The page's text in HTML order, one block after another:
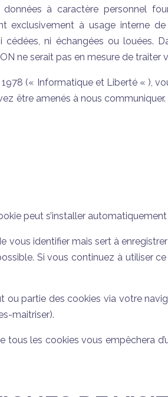
à caractère personnel
exclusivement à usage interne
ni échangées ou louées.
ne serait pas en mesure de traiter
(« Informatique et Liberté « ),
être amenés à nous
peut s’installer
vous identifier mais sert à
Si vous continuez à utiliser
partie des cookies via votre
maitriser).
les cookies vous empêchera